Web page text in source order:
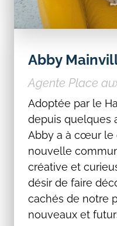
Abby
Agente Place
Adoptée par le
depuis quelques
Abby a à cœur le
nouvelle
créative et
désir de faire
cachés de notre
nouveaux et